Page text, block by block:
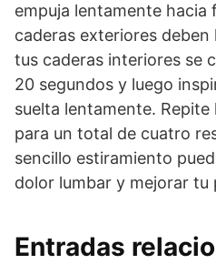
empuja lentamente hacia
caderas exteriores
tus caderas interiores se
20 segundos y luego
suelta lentamente.
para un total de cuatro
sencillo estiramiento
dolor lumbar y mejorar tu
Entradas